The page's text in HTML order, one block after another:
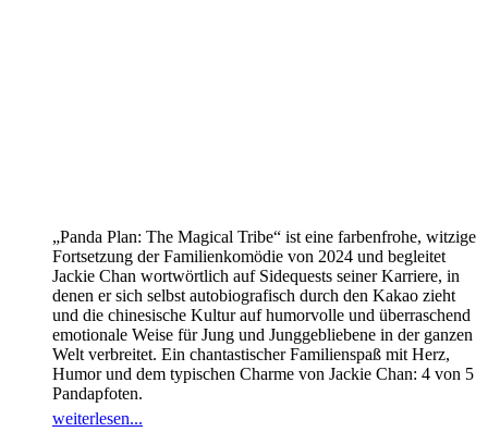
„Panda Plan: The Magical Tribe“ ist eine farbenfrohe, witzige
Fortsetzung der Familienkomödie von 2024 und begleitet
Jackie Chan wortwörtlich auf Sidequests seiner Karriere, in
denen er sich selbst autobiografisch durch den Kakao zieht
und die chinesische Kultur auf humorvolle und überraschend
emotionale Weise für Jung und Junggebliebene in der ganzen
Welt verbreitet. Ein chantastischer Familienspaß mit Herz,
Humor und dem typischen Charme von Jackie Chan: 4 von 5
Pandapfoten.
weiterlesen...